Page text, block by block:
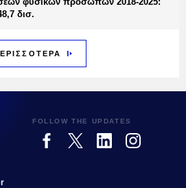
δισ.
FOLLOW THE UPDATES